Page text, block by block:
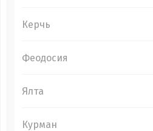
Керчь
Феодосия
Ялта
Курман